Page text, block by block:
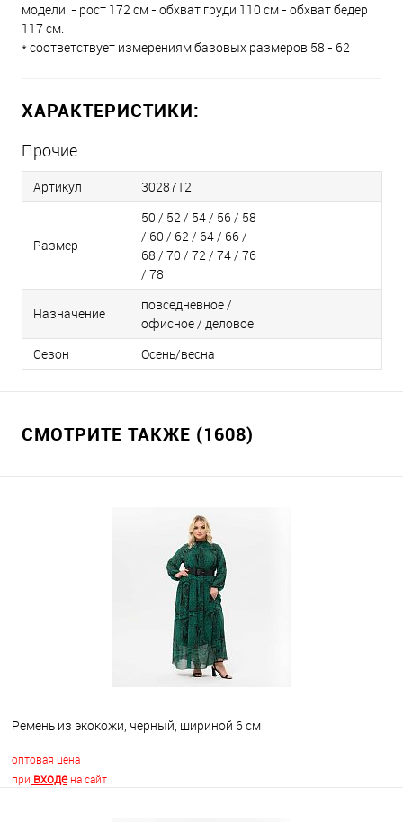
модели: - рост 172 см - обхват груди 110 см - обхват бедер
117 см.
* соответствует измерениям базовых размеров 58 - 62
ХАРАКТЕРИСТИКИ:
Прочие
Артикул 3028712
Размер
50 / 52 / 54 / 56 / 58
/ 60 / 62 / 64 / 66 /
68 / 70 / 72 / 74 / 76
/ 78
Назначение
повседневное /
офисное / деловое
Сезон
Осень/весна
СМОТРИТЕ ТАКЖЕ (1608)
Ремень из экокожи, черный, шириной 6 см
оптовая цена
при входена сайт